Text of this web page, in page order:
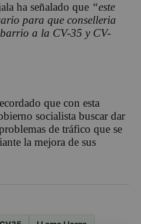
ha señalado que “este
para que conselleria
a la CV-35 y CV-
que con esta
socialista buscar dar
de tráfico que se
la mejora de sus